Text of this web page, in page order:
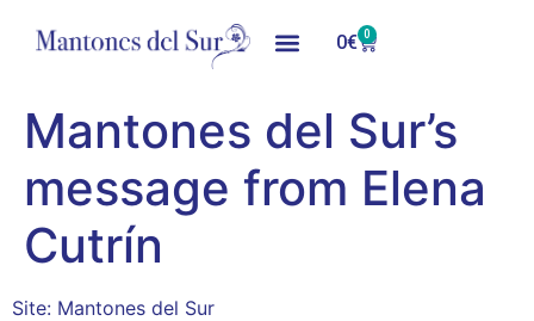
0€ 0
Mantones del Sur’s
message from Elena
Cutrín
Site: Mantones del Sur